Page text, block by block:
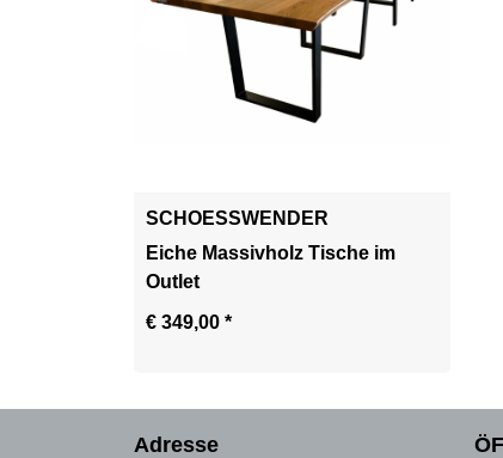
SCHOESSWENDER
Eiche Massivholz Tische im
Outlet
€ 349,00 *
Zum Artikel
Adresse